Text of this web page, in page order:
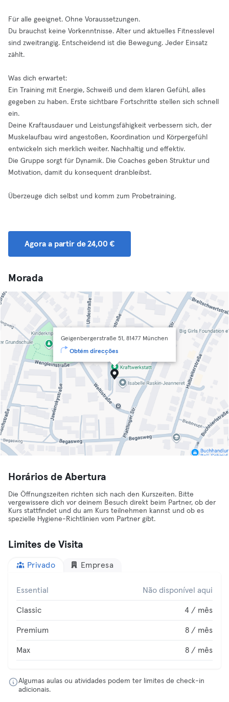
Für alle geeignet. Ohne Voraussetzungen.
Du brauchst keine Vorkenntnisse. Alter und aktuelles Fitnesslevel
sind zweitrangig. Entscheidend ist die Bewegung. Jeder Einsatz
zählt.
Was dich erwartet:
Ein Training mit Energie, Schweiß und dem klaren Gefühl, alles
gegeben zu haben. Erste sichtbare Fortschritte stellen sich schnell
ein.
Deine Kraftausdauer und Leistungsfähigkeit verbessern sich, der
Muskelaufbau wird angestoßen, Koordination und Körpergefühl
entwickeln sich merklich weiter. Nachhaltig und effektiv.
Die Gruppe sorgt für Dynamik. Die Coaches geben Struktur und
Motivation, damit du konsequent dranbleibst.
Überzeuge dich selbst und komm zum Probetraining.
Agora a partir de 24,00 €
Morada
Geigenbergerstraße 51, 81477 München
Obtém direcções
Horários de Abertura
Die Öffnungszeiten richten sich nach den Kurszeiten. Bitte
vergewissere dich vor deinem Besuch direkt beim Partner, ob der
Kurs stattfindet und du am Kurs teilnehmen kannst und ob es
spezielle Hygiene-Richtlinien vom Partner gibt.
Limites de Visita
Privado Empresa
Essential Não disponível aqui
Classic 4 / mês
Premium 8 / mês
Max 8 / mês
Algumas aulas ou atividades podem ter limites de check-in
adicionais.